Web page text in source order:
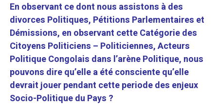
En observant ce dont nous assistons à des
divorces Politiques, Pétitions Parlementaires et
Démissions, en observant cette Catégorie des
Citoyens Politiciens – Politiciennes, Acteurs
Politique Congolais dans l’arène Politique, nous
pouvons dire qu’elle a été consciente qu’elle
devrait jouer pendant cette periode des enjeux
Socio-Politique du Pays ?